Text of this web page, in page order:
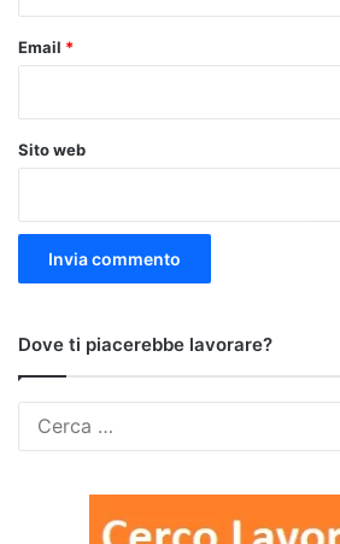
Email *
Sito web
Dove ti piacerebbe lavorare?